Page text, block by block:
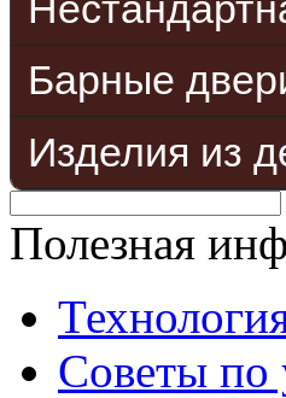
Барные
Изделия из
Полезная
Советы по